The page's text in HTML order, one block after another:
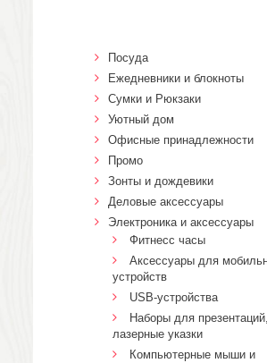
Посуда
Ежедневники и блокноты
Сумки и Рюкзаки
Уютный дом
Офисные принадлежности
Промо
Зонты и дождевики
Деловые аксессуары
Электроника и аксессуары
Фитнесс часы
Аксессуары для
устройств
USB-устройства
Наборы для презентаций,
лазерные указки
Компьютерные мыши и